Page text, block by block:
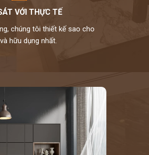
VỚI THỰC TẾ
chúng tôi thiết kế sao cho
hữu dụng nhất.